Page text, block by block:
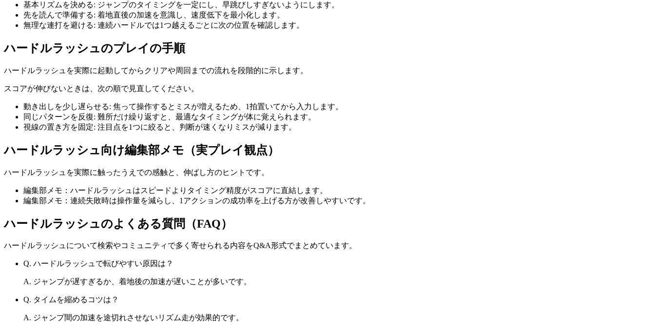
基本リズムを決める: ジャンプのタイミングを一定にし、早跳びしすぎないようにします。
先を読んで準備する: 着地直後の加速を意識し、速度低下を最小化します。
無理な連打を避ける: 連続ハードルでは1つ越えるごとに次の位置を確認します。
ハードルラッシュのプレイの手順
ハードルラッシュ を実際に起動してからクリアや周回までの流れを段階的に示します。
スコアが伸びないときは、次の順で見直してください。
動き出しを少し遅らせる: 焦って操作するとミスが増えるため、1拍置いてから入力します。
同じパターンを反復: 難所だけ繰り返すと、最適なタイミングが体に覚えられます。
視線の置き方を固定: 注目点を1つに絞ると、判断が速くなりミスが減ります。
ハードルラッシュ向け編集部メモ（実プレイ観点）
ハードルラッシュ を実際に触ったうえでの感触と、伸ばし方のヒントです。
編集部メモ：ハードルラッシュはスピードよりタイミング精度がスコアに直結します。
編集部メモ：連続失敗時は操作量を減らし、1アクションの成功率を上げる方が改善しやすいです。
ハードルラッシュのよくある質問（FAQ）
ハードルラッシュについて検索やコミュニティで多く寄せられる内容をQ&A形式でまとめています。
Q. ハードルラッシュで転びやすい原因は？
A. ジャンプが遅すぎるか、着地後の加速が遅いことが多いです。
Q. タイムを縮めるコツは？
A. ジャンプ間の加速を途切れさせないリズム走が効果的です。